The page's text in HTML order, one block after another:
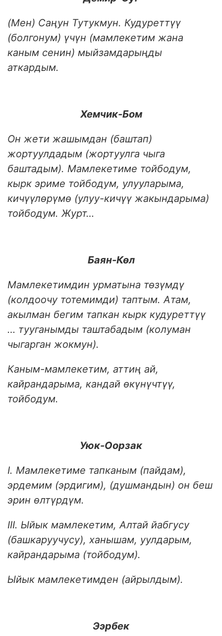
(Мен) Саңун Тутукмун. Кудуреттүү
(болгонум) үчүн (мамлекетим жана
каным сенин) мыйзамдарыңды
аткардым.
Хемчик-Бом
Он жети жашымдан (баштап)
жортуулдадым (жортуулга чыга
баштадым). Мамлекетиме тойбодум,
кырк эриме тойбодум, улууларыма,
кичүүлөрүмө (улуу-кичүү жакындарыма)
тойбодум. Журт…
Баян-Көл
Мамлекетимдин урматына төзүмдү
(колдоочу тотемимди) таптым. Атам,
акылман бегим тапкан кырк кудуреттүү
… тууганымды таштабадым (колуман
чыгарган жокмун).
Каным-мамлекетим, аттиң ай,
кайрандарыма, кандай өкүнүчтүү,
тойбодум.
Уюк-Оорзак
I. Мамлекетиме тапканым (пайдам),
эрдемим (эрдигим), (душмандын) он беш
эрин өлтүрдүм.
III. Ыйык мамлекетим, Алтай йабгусу
(башкаруучусу), ханышам, уулдарым,
кайрандарыма (тойбодум).
Ыйык мамлекетимден (айрылдым).
Ээрбек